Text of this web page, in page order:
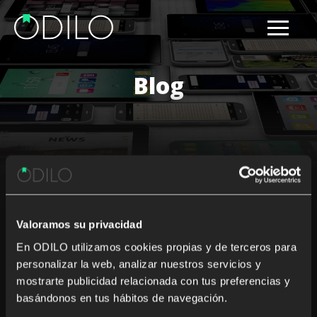
Valoramos su privacidad
En ODILO utilizamos cookies propias y de terceros para
personalizar la web, analizar nuestros servicios y
mostrarte publicidad relacionada con tus preferencias y
basándonos en tus hábitos de navegación.
Blog
Nothing Found
It seems we can’t find what you’re looking for. Perhaps
searching can help.